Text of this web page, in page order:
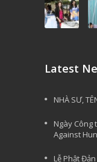
Latest
NHÀ SƯ,
Ngày Công
Against
Lễ Phật